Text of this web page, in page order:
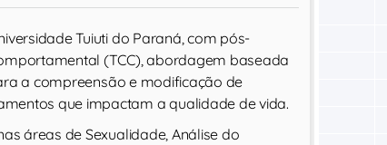
Tuiuti do Paraná, com pós-
(TCC), abordagem baseada
a compreensão e modificação de
que impactam a qualidade de vida.
áreas de Sexualidade, Análise do